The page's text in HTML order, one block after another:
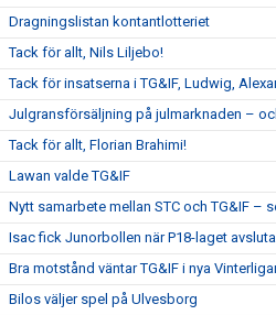
Dragningslistan kontantlotteriet
Tack för allt, Nils Liljebo!
Tack för insatserna i TG&IF, Ludwig,
Julgransförsäljning på julmarknaden –
Tack för allt, Florian Brahimi!
Lawan valde TG&IF
Nytt samarbete mellan STC och TG&IF –
Isac fick Junorbollen när P18-laget
Bra motstånd väntar TG&IF i nya
Bilos väljer spel på Ulvesborg